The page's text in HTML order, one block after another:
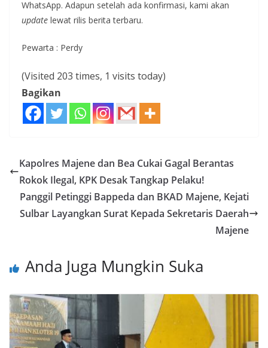
WhatsApp. Adapun setelah ada konfirmasi, kami akan
update lewat rilis berita terbaru.
Pewarta : Perdy
(Visited 203 times, 1 visits today)
Bagikan
Kapolres Majene dan Bea Cukai Gagal Berantas
Rokok Ilegal, KPK Desak Tangkap Pelaku!
Panggil Petinggi Bappeda dan BKAD Majene, Kejati
Sulbar Layangkan Surat Kepada Sekretaris Daerah
Majene
Anda Juga Mungkin Suka